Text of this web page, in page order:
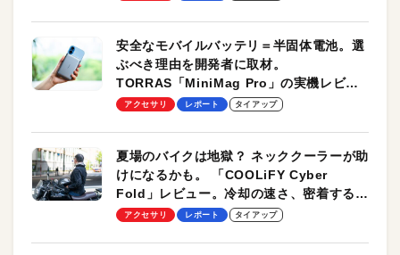
安全なモバイルバッテリ＝半固体電池。選
ぶべき理由を開発者に取材。
TORRAS「MiniMag Pro」の実機レビュ
ーも
アクセサリ レポート タイアップ
夏場のバイクは地獄？ ネッククーラーが助
けになるかも。 「COOLiFY Cyber
Fold」レビュー。冷却の速さ、密着する冷
却プレート、シンプルな操作性がグッド！
アクセサリ レポート タイアップ